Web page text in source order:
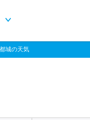
城の天気